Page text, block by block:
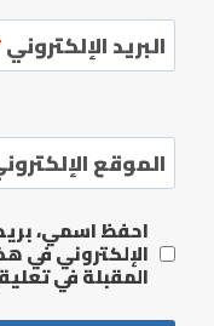
البريد الإلكتروني
الموقع
احفظ اسمي،
الإلكتروني في
المقبلة في